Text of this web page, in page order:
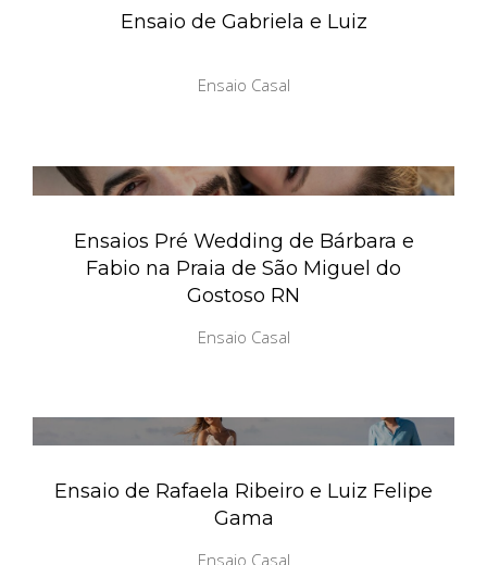
Ensaio de Gabriela e Luiz
Ensaio Casal
Ensaios Pré Wedding de Bárbara e
Fabio na Praia de São Miguel do
Gostoso RN
Ensaio Casal
Ensaio de Rafaela Ribeiro e Luiz Felipe
Gama
Ensaio Casal